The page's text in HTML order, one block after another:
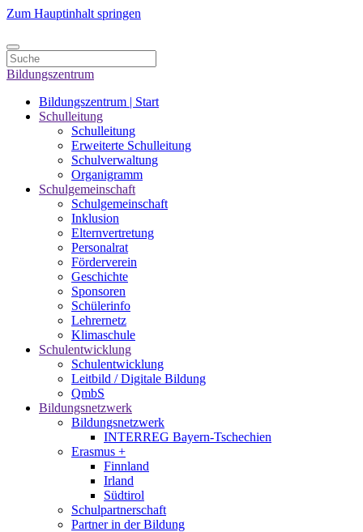
Zum Hauptinhalt springen
Bildungszentrum
Bildungszentrum | Start
Schulleitung
Schulleitung
Erweiterte Schulleitung
Schulverwaltung
Organigramm
Schulgemeinschaft
Schulgemeinschaft
Inklusion
Elternvertretung
Personalrat
Förderverein
Geschichte
Sponsoren
Schülerinfo
Lehrernetz
Klimaschule
Schulentwicklung
Schulentwicklung
Leitbild / Digitale Bildung
QmbS
Bildungsnetzwerk
Bildungsnetzwerk
INTERREG Bayern-Tschechien
Erasmus +
Finnland
Irland
Südtirol
Schul­partner­schaft
Partner in der Bildung